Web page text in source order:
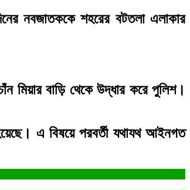
নবজাতককে শহরের বটতলা এলাকার
মিয়ার বাড়ি থেকে উদ্ধার করে পুলিশ।
এ বিষয়ে পরবর্তী যথাযথ আইনগত